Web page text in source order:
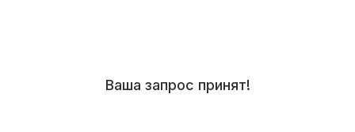
Ваша запрос принят!